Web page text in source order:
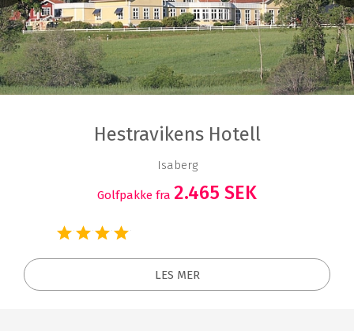
Hestravikens Hotell
Isaberg
Golfpakke fra 2.465 SEK
LES MER